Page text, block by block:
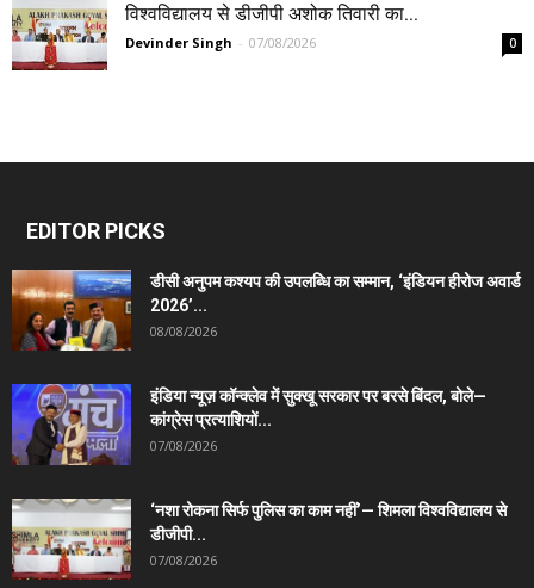
विश्वविद्यालय से डीजीपी अशोक तिवारी का...
Devinder Singh - 07/08/2026 0
EDITOR PICKS
डीसी अनुपम कश्यप की उपलब्धि का सम्मान, ‘इंडियन हीरोज अवार्ड
2026’...
08/08/2026
इंडिया न्यूज़ कॉन्क्लेव में सुक्खू सरकार पर बरसे बिंदल, बोले—
कांग्रेस प्रत्याशियों...
07/08/2026
‘नशा रोकना सिर्फ पुलिस का काम नहीं’— शिमला विश्वविद्यालय से
डीजीपी...
07/08/2026